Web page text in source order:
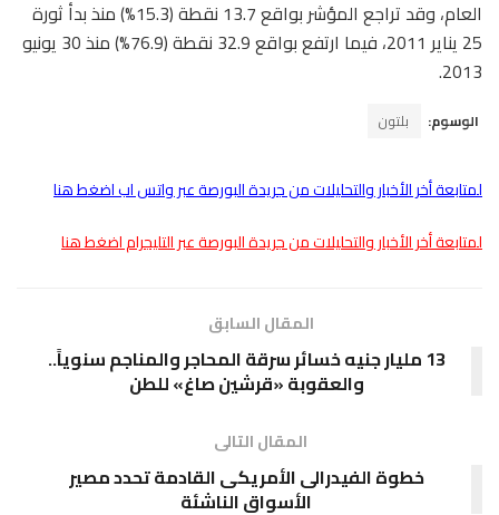
العام، وقد تراجع المؤشر بواقع 13.7 نقطة (15.3%) منذ بدأ ثورة
25 يناير 2011، فيما ارتفع بواقع 32.9 نقطة (76.9%) منذ 30 يونيو
2013.
الوسوم: بلتون
لمتابعة أخر الأخبار والتحليلات من جريدة البورصة عبر واتس اب اضغط هنا
لمتابعة أخر الأخبار والتحليلات من جريدة البورصة عبر التليجرام اضغط هنا
المقال السابق
13 مليار جنيه خسائر سرقة المحاجر والمناجم سنوياً..
والعقوبة «قرشين صاغ» للطن
المقال التالى
خطوة الفيدرالى الأمريكى القادمة تحدد مصير
الأسواق الناشئة